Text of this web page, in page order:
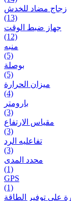
زجاج مضاد للخدش
(13)
جهاز ضبط الوقت
(12)
منبه
(5)
بوصلة
(5)
ميزان الحرارة
(4)
بارومتر
(3)
مقياس الارتفاع
(3)
تفاعلیه الرد
(3)
محدد المدى
(1)
GPS
(1)
على توفير الطاقة